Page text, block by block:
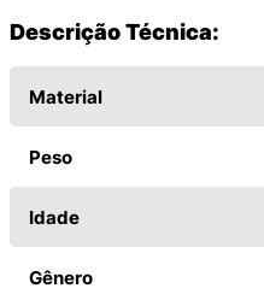
Descrição Técnica:
Material
Peso
Idade
Gênero